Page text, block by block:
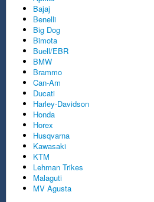
Bajaj
Benelli
Big Dog
Bimota
Buell/EBR
BMW
Brammo
Can-Am
Ducati
Harley-Davidson
Honda
Horex
Husqvarna
Kawasaki
KTM
Lehman Trikes
Malaguti
MV Agusta